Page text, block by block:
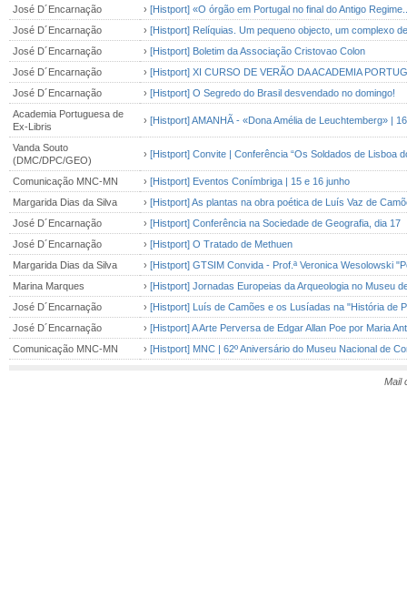
José D´Encarnação
› [Histport] «O órgão em Portugal no final do Antigo
José D´Encarnação
› [Histport] Relíquias. Um pequeno objecto, um complexo
José D´Encarnação
› [Histport] Boletim da Associação Cristovao Colon
José D´Encarnação
› [Histport] XI CURSO DE VERÃO DA ACADEMIA
José D´Encarnação
› [Histport] O Segredo do Brasil desvendado no domingo!
Academia Portuguesa de
Ex-Libris
› [Histport] AMANHÃ - «Dona Amélia de Leuchtemberg» |
Vanda Souto
(DMC/DPC/GEO)
› [Histport] Convite | Conferência “Os Soldados de Lisboa
Comunicação MNC-MN › [Histport] Eventos Conímbriga | 15 e 16 junho
Margarida Dias da Silva
› [Histport] As plantas na obra poética de Luís Vaz de
José D´Encarnação
› [Histport] Conferência na Sociedade de Geografia, dia 17
José D´Encarnação
› [Histport] O Tratado de Methuen
Margarida Dias da Silva
› [Histport] GTSIM Convida - Prof.ª Veronica Wesolowski
Marina Marques
› [Histport] Jornadas Europeias da Arqueologia no Museu
José D´Encarnação
› [Histport] Luís de Camões e os Lusíadas na "História de
José D´Encarnação
› [Histport] A Arte Perversa de Edgar Allan Poe por Maria
Comunicação MNC-MN
› [Histport] MNC | 62º Aniversário do Museu Nacional de
Mail